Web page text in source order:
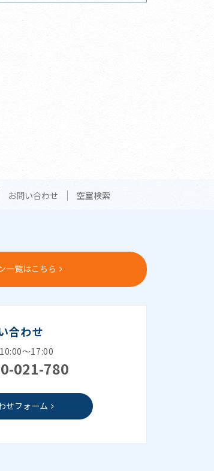
お問い合わせ 空室検索
一覧はこちら
合わせ
～17:00
021-780
せフォーム